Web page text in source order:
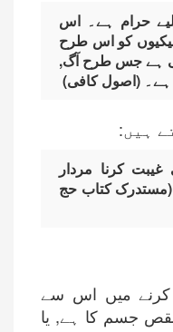
حرام ہے۔ اس
کو اس طرح
ہے جس طرح آگ,
ہے۔ (اصول کافی)
ہیں:
غیبت کرنا مردار
(مستدرک کتاب حج
کرنے میں اس سے
جسم کا ہے, یا